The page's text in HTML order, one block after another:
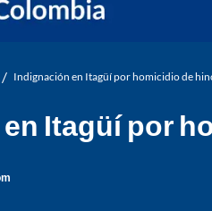
/ Indignación en Itagüí por homicidio de
Itagüí por